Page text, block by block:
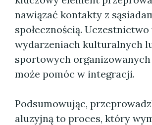
nawiązać kontakty z
społecznością. Uczestnictwo
wydarzeniach kulturalnych
sportowych
może pomóc w integracji.
Podsumowując,
aluzyjną to proces, który